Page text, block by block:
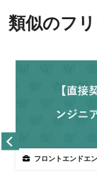
類似のフ
フロントエンドエ